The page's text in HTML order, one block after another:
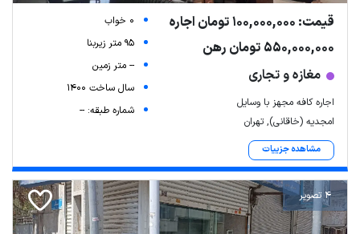
قیمت: 100,000,000 تومان اجاره
550,000,000 تومان رهن
مغازه و تجاری
اجاره کافه مجهز با وسایل
امجدیه (خاقانی), تهران
مشاهده جزییات
0 خواب
95 متر زیربنا
-- متر زمین
سال ساخت 1400
شماره طبقه: --
4 تصویر